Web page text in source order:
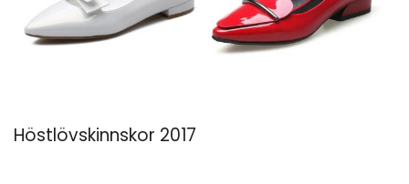
Höstlövskinnskor 2017